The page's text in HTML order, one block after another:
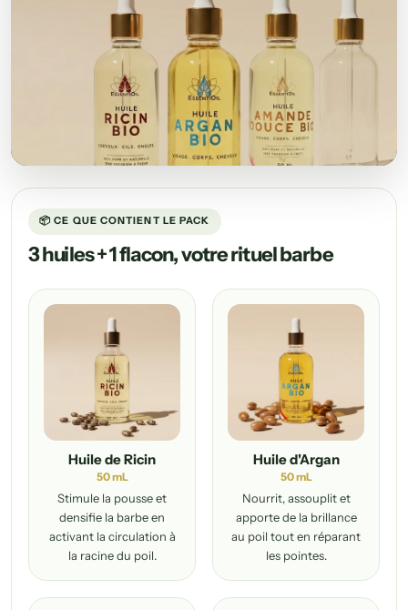
📦 CE QUE CONTIENT LE PACK
3 huiles + 1 flacon, votre rituel barbe
Huile de Ricin
50 mL
Stimule la pousse et
densifie la barbe en
activant la circulation à
la racine du poil.
Huile d'Argan
50 mL
Nourrit, assouplit et
apporte de la brillance
au poil tout en réparant
les pointes.